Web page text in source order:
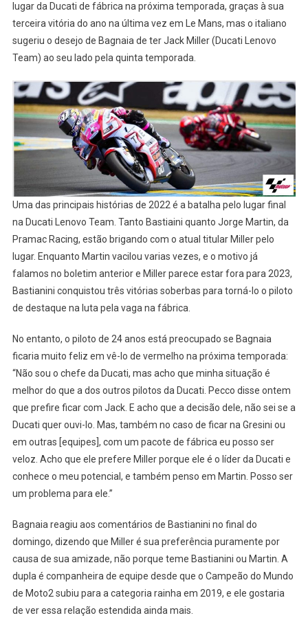
lugar da Ducati de fábrica na próxima temporada, graças à sua
terceira vitória do ano na última vez em Le Mans, mas o italiano
sugeriu o desejo de Bagnaia de ter Jack Miller (Ducati Lenovo
Team) ao seu lado pela quinta temporada.
Uma das principais histórias de 2022 é a batalha pelo lugar final
na Ducati Lenovo Team. Tanto Bastiaini quanto Jorge Martin, da
Pramac Racing, estão brigando com o atual titular Miller pelo
lugar. Enquanto Martin vacilou varias vezes, e o motivo já
falamos no boletim anterior e Miller parece estar fora para 2023,
Bastianini conquistou três vitórias soberbas para torná-lo o piloto
de destaque na luta pela vaga na fábrica.
No entanto, o piloto de 24 anos está preocupado se Bagnaia
ficaria muito feliz em vê-lo de vermelho na próxima temporada:
“Não sou o chefe da Ducati, mas acho que minha situação é
melhor do que a dos outros pilotos da Ducati. Pecco disse ontem
que prefire ficar com Jack. E acho que a decisão dele, não sei se a
Ducati quer ouvi-lo. Mas, também no caso de ficar na Gresini ou
em outras [equipes], com um pacote de fábrica eu posso ser
veloz. Acho que ele prefere Miller porque ele é o líder da Ducati e
conhece o meu potencial, e também penso em Martin. Posso ser
um problema para ele.”
Bagnaia reagiu aos comentários de Bastianini no final do
domingo, dizendo que Miller é sua preferência puramente por
causa de sua amizade, não porque teme Bastianini ou Martin. A
dupla é companheira de equipe desde que o Campeão do Mundo
de Moto2 subiu para a categoria rainha em 2019, e ele gostaria
de ver essa relação estendida ainda mais.